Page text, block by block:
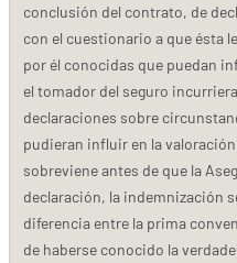
conclusión del contrato, de
con el cuestionario a que ésta
por él conocidas que puedan
el tomador del seguro
declaraciones sobre
pudieran influir en la
sobreviene antes de que la
declaración, la indemnización
diferencia entre la prima
de haberse conocido la